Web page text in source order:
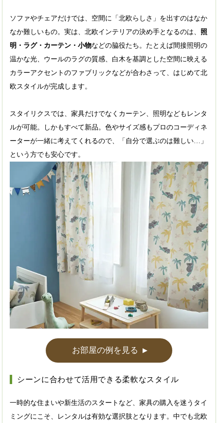
ソファやチェアだけでは、空間に「北欧らしさ」を出すのはなか
なか難しいもの。実は、北欧インテリアの決め手となるのは、 照
明・ラグ・カーテン・小物などの脇役たち。たとえば間接照明の
温かな光、ウールのラグの質感、白木を基調とした空間に映える
カラーアクセントのファブリックなどが合わさって、はじめて北
欧スタイルが完成します。
スタイリクスでは、家具だけでなくカーテン、照明などもレンタ
ルが可能。しかもすべて新品。色やサイズ感もプロのコーディネ
ーターが一緒に考えてくれるので、「自分で選ぶのは難しい…」
という方でも安心です。
お部屋の例を見る ▲
シーンに合わせて活用できる柔軟なスタイル
一時的な住まいや新生活のスタートなど、家具の購入を迷うタイ
ミングにこそ、レンタルは有効な選択肢となります。中でも北欧